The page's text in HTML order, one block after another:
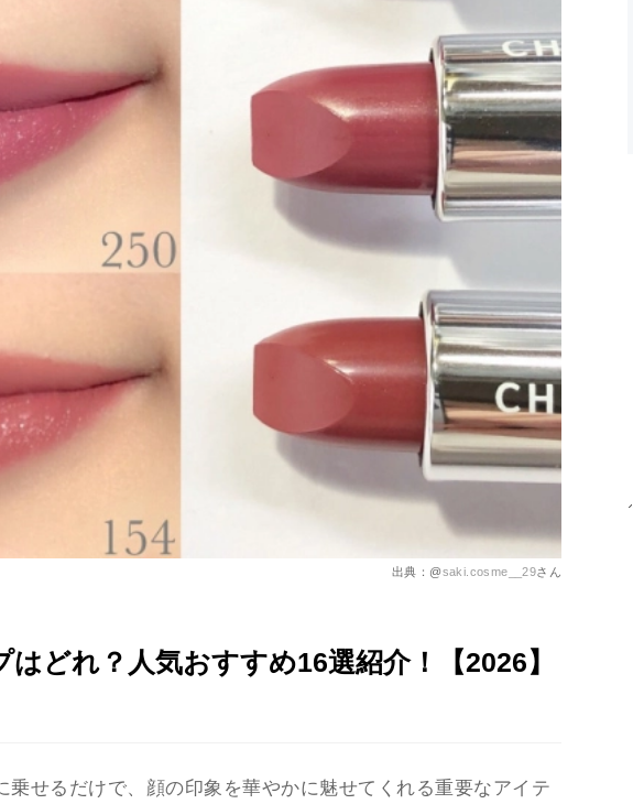
出典：@saki.cosme__29さん
どれ？人気おすすめ16選紹介！【2026】
せるだけで、顔の印象を華やかに魅せてくれる重要なアイテ